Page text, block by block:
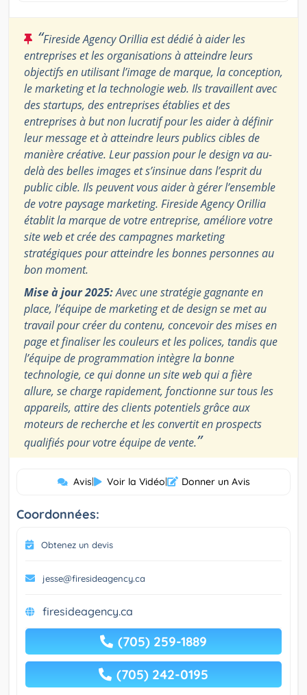
“Fireside Agency Orillia est dédié à aider les
entreprises et les organisations à atteindre leurs
objectifs en utilisant l’image de marque, la conception,
le marketing et la technologie web. Ils travaillent avec
des startups, des entreprises établies et des
entreprises à but non lucratif pour les aider à définir
leur message et à atteindre leurs publics cibles de
manière créative. Leur passion pour le design va au-
delà des belles images et s’insinue dans l’esprit du
public cible. Ils peuvent vous aider à gérer l’ensemble
de votre paysage marketing. Fireside Agency Orillia
établit la marque de votre entreprise, améliore votre
site web et crée des campagnes marketing
stratégiques pour atteindre les bonnes personnes au
bon moment.
Mise à jour 2025:Avec une stratégie gagnante en
place, l’équipe de marketing et de design se met au
travail pour créer du contenu, concevoir des mises en
page et finaliser les couleurs et les polices, tandis que
l’équipe de programmation intègre la bonne
technologie, ce qui donne un site web qui a fière
allure, se charge rapidement, fonctionne sur tous les
appareils, attire des clients potentiels grâce aux
moteurs de recherche et les convertit en prospects
qualifiés pour votre équipe de vente.”
Avis| Voir la Vidéo| Donner un Avis
Coordonnées:
Obtenez un devis
jesse@firesideagency.ca
firesideagency.ca
(705) 259-1889
(705) 242-0195